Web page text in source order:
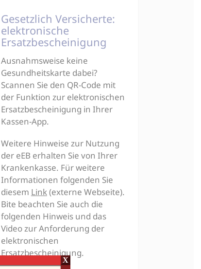
Gesetzlich Versicherte:
elektronische
Ersatzbescheinigung
Ausnahmsweise keine
Gesundheitskarte dabei?
Scannen Sie den QR-Code mit
der Funktion zur elektronischen
Ersatzbescheinigung in Ihrer
Kassen-App.
Weitere Hinweise zur Nutzung
der eEB erhalten Sie von Ihrer
Krankenkasse. Für weitere
Informationen folgenden Sie
diesem Link(externe Webseite).
Bite beachten Sie auch die
folgenden Hinweis und das
Video zur Anforderung der
elektronischen
Ersatzbescheinigung.
X